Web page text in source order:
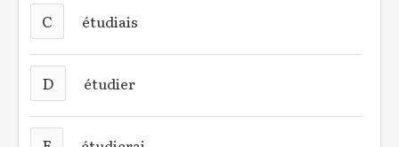
C étudiais
D étudier